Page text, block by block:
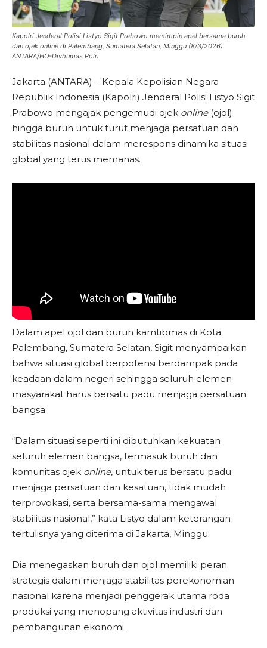
Kapolri Jenderal Polisi Listyo Sigit Prabowo memimpin apel bersama buruh
dan ojek online di Palembang, Sumatera Selatan, Minggu (8/3/2026).
ANTARA/HO-Divhumas Polri
Jakarta (ANTARA) – Kepala Kepolisian Negara
Republik Indonesia (Kapolri) Jenderal Polisi Listyo Sigit
Prabowo mengajak pengemudi ojek online(ojol)
hingga buruh untuk turut menjaga persatuan dan
stabilitas nasional dalam merespons dinamika situasi
global yang terus memanas.
Dalam apel ojol dan buruh kamtibmas di Kota
Palembang, Sumatera Selatan, Sigit menyampaikan
bahwa situasi global berpotensi berdampak pada
keadaan dalam negeri sehingga seluruh elemen
masyarakat harus bersatu padu menjaga persatuan
bangsa.
“Dalam situasi seperti ini dibutuhkan kekuatan
seluruh elemen bangsa, termasuk buruh dan
komunitas ojek online, untuk terus bersatu padu
menjaga persatuan dan kesatuan, tidak mudah
terprovokasi, serta bersama-sama mengawal
stabilitas nasional,” kata Listyo dalam keterangan
tertulisnya yang diterima di Jakarta, Minggu.
Dia menegaskan buruh dan ojol memiliki peran
strategis dalam menjaga stabilitas perekonomian
nasional karena menjadi penggerak utama roda
produksi yang menopang aktivitas industri dan
pembangunan ekonomi.